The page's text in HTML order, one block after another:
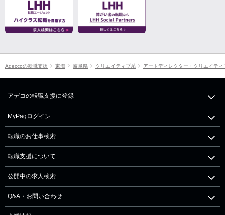
Adeccoの転職支援 東海 岐阜県 クリエイティブ系 アートディレクター・クリエイテ
アデコの転職支援に登録
MyPagログイン
転職のお仕事検索
転職支援について
公開中の求人検索
Q&A・お問い合わせ